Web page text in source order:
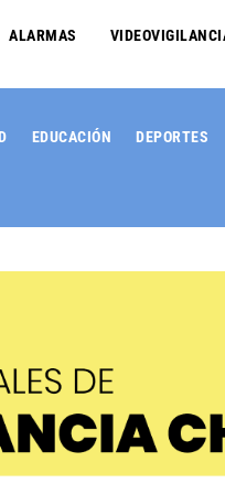
ALARMAS
EDUCACIÓN DEPORTES